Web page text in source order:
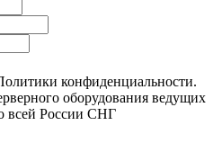
конфиденциальности.
оборудования ведущих
всей России СНГ